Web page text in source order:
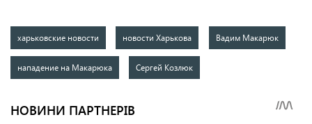
харьковские новости новости Харькова Вадим Макарюк
нападение на Макарюка Сергей Козлюк